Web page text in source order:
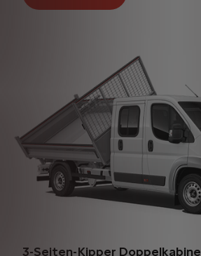
3-Seiten-Kipper Doppelkabine